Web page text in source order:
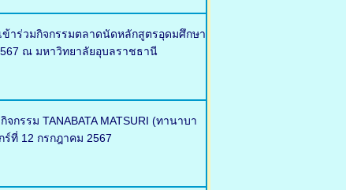
าร่วมกิจกรรมตลาดนัดหลักสูตรอุดมศึกษา
ณ มหาวิทยาลัยอุบลราชธานี
กรรม TANABATA MATSURI (ทานาบา
ที่ 12 กรกฎาคม 2567